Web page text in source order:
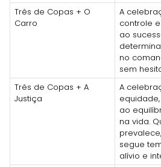
Três de Copas + O
Carro
A
controle
ao
no
sem
Três de Copas + A
Justiça
A
ao
na vida.
segue
alívio e